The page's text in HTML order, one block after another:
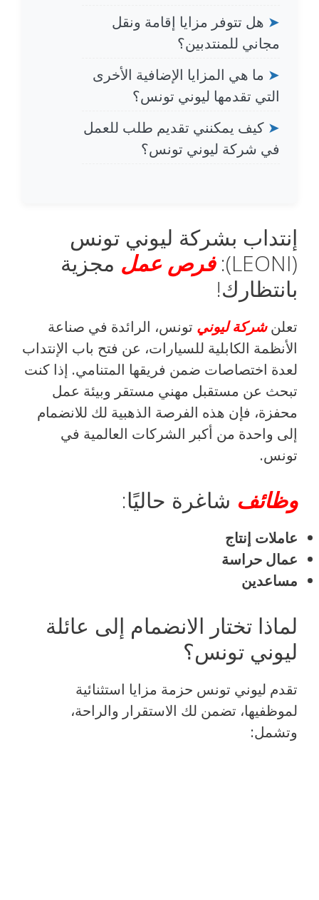
➤ هل تتوفر مزايا إقامة ونقل
مجاني للمنتدبين؟
➤ ما هي المزايا الإضافية الأخرى
التي تقدمها ليوني تونس؟
➤ كيف يمكنني تقديم طلب للعمل
في شركة ليوني تونس؟
إنتداب بشركة ليوني تونس
(LEONI):
فرص عمل مجزية
بانتظارك!
تعلنشركة ليوني تونس، الرائدة في صناعة
الأنظمة الكابلية للسيارات، عن فتح باب الإنتداب
لعدة اختصاصات ضمن فريقها المتنامي. إذا كنت
تبحث عن مستقبل مهني مستقر وبيئة عمل
محفزة، فإن هذه الفرصة الذهبية لك للانضمام
إلى واحدة من أكبر الشركات العالمية في
تونس.
وظائف شاغرة حاليًا:
عاملات إنتاج
عمال حراسة
مساعدين
لماذا تختار الانضمام إلى عائلة
ليوني تونس؟
تقدم ليوني تونس حزمة مزايا استثنائية
لموظفيها، تضمن لك الاستقرار والراحة،
وتشمل: